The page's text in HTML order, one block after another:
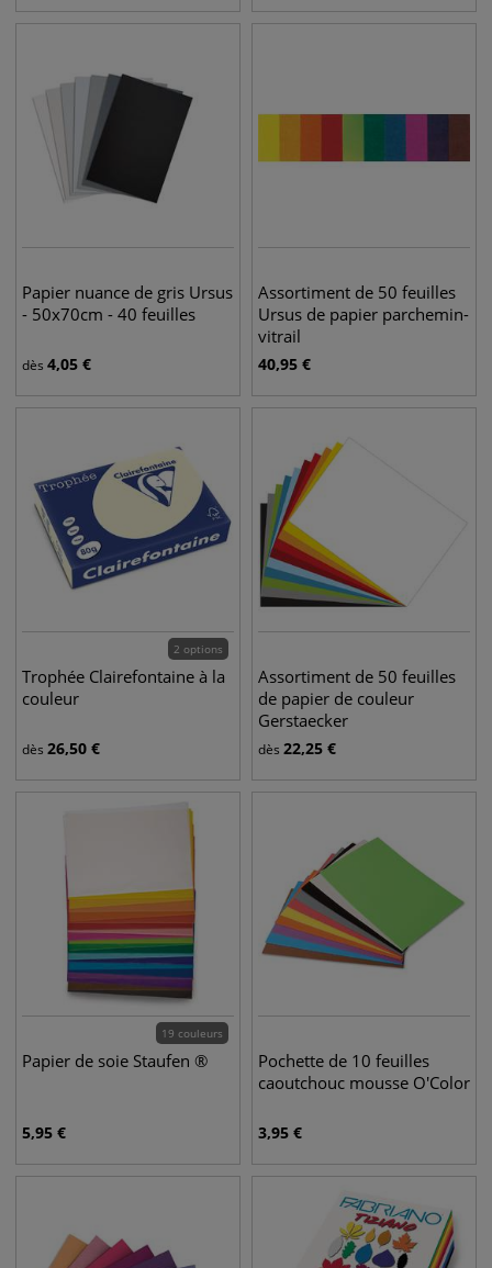
Papier nuance de gris Ursus
- 50x70cm - 40 feuilles
dès 4,05 €
Assortiment de 50 feuilles
Ursus de papier parchemin-
vitrail
40,95 €
2 options
Trophée Clairefontaine à la
couleur
dès 26,50 €
Assortiment de 50 feuilles
de papier de couleur
Gerstaecker
dès 22,25 €
19 couleurs
Papier de soie Staufen ®
5,95 €
Pochette de 10 feuilles
caoutchouc mousse O'Color
3,95 €